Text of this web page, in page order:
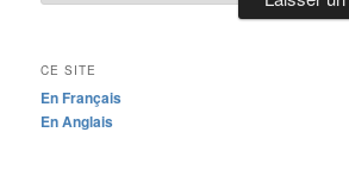
CE SITE
En Français
En Anglais